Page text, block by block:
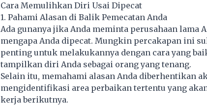
Cara Memulihkan Diri Usai Dipecat
1. Pahami Alasan di Balik Pemecatan Anda
Ada gunanya jika Anda meminta perusahaan lama
mengapa Anda dipecat. Mungkin percakapan ini
penting untuk melakukannya dengan cara yang
tampilkan diri Anda sebagai orang yang tenang.
Selain itu, memahami alasan Anda diberhentikan
mengidentifikasi area perbaikan tertentu yang
kerja berikutnya.